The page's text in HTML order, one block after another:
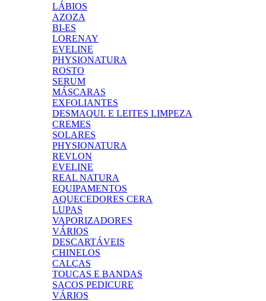
LÁBIOS
AZOZA
BI-ES
LORENAY
EVELINE
PHYSIONATURA
ROSTO
SERUM
MÁSCARAS
EXFOLIANTES
DESMAQUI. E LEITES LIMPEZA
CREMES
SOLARES
PHYSIONATURA
REVLON
EVELINE
REAL NATURA
EQUIPAMENTOS
AQUECEDORES CERA
LUPAS
VAPORIZADORES
VÁRIOS
DESCARTÁVEIS
CHINELOS
CALÇAS
TOUCAS E BANDAS
SACOS PEDICURE
VÁRIOS